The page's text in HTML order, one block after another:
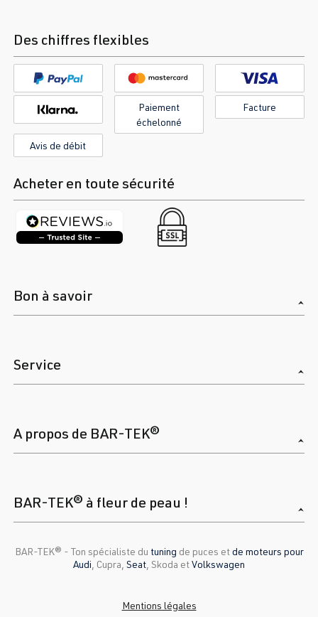
Des chiffres flexibles
Paiement
échelonné
Facture
Avis de débit
Acheter en toute sécurité
Bon à savoir
Service
A propos de BAR-TEK®
BAR-TEK® à fleur de peau !
BAR-TEK®️ - Ton spécialiste du tuning de puces etde moteurs pour
Audi , Cupra, Seat , Skoda etVolkswagen
Mentions légales